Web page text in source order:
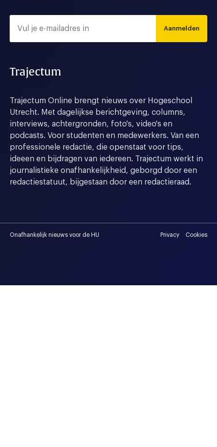
Aanmelden
Trajectum
Trajectum Online brengt nieuws over Hogeschool
Utrecht. Met dagelijkse berichtgeving, columns,
interviews, achtergronden, foto's, video's en
podcasts. Voor studenten en medewerkers. Van een
professionele redactie, die openstaat voor tips,
ideeen en bijdragen van iedereen. Trajectum werkt in
journalistieke onafhankelijkheid, geborgd door een
redactiestatuut, bijgestaan door een redactieraad.
Onafhankelijk nieuws voor de HU Privacy Cookies